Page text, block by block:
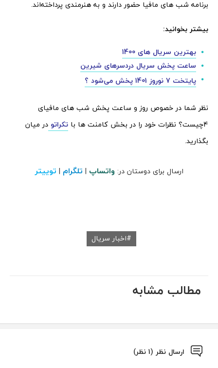
برنامه شب های مافیا حضور دارند و به هنرمندی پرداخته‌اند.
بیشتر بخوانید:
بهترین سریال های 1400
ساعت پخش سریال دردسرهای شیرین
پایتخت 7 نوروز 1401 پخش می‌شود ؟
نظر شما در خصوص روز و ساعت پخش شب های مافیای
4چیست؟ نظرات خود را در بخش کامنت ها با
تکراتو در میان
بگذارید.
ارسال برای دوستان در: واتساپ | تلگرام | توییتر
اخبار سریال
مطالب مشابه
ارسال نظر (1 نظر)